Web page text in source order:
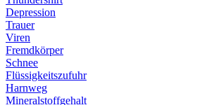
Depression
Trauer
Viren
Fremdkörper
Schnee
Flüssigkeitszufuhr
Harnweg
Mineralstoffgehalt